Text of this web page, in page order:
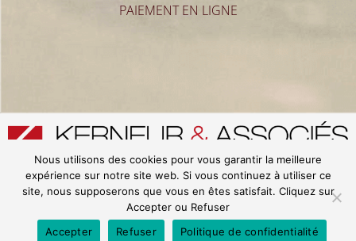
PAIEMENT EN LIGNE
Ⓒ 2021 – SCP KERNEUR Tous Droits Réservés – Site réalisé par l’agence
KR PROJECT
Nous utilisons des cookies pour vous garantir la meilleure
expérience sur notre site web. Si vous continuez à utiliser ce
site, nous supposerons que vous en êtes satisfait. Cliquez sur
Accepter ou Refuser
Accepter
Refuser Politique de confidentialité